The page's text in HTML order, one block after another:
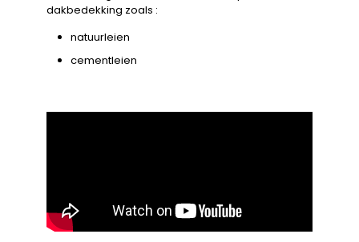
dakbedekking zoals :
natuurleien
cementleien